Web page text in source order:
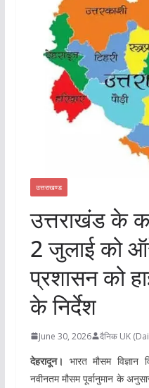
उत्तराखण्ड
उत्तराखंड के
2 जुलाई को
प्रशासन को
के निर्देश
June 30, 2026 दैनिक UK
देहरादून। भारत मौसम विज्ञान
नवीनतम मौसम पूर्वानुमान के